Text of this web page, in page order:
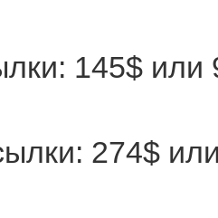
145$ или
274$